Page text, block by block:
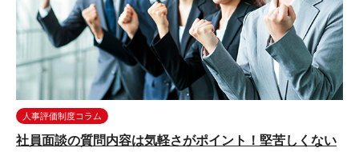
人事評価制度コラム
社員面談の質問内容は気軽さがポイント！堅苦しくない